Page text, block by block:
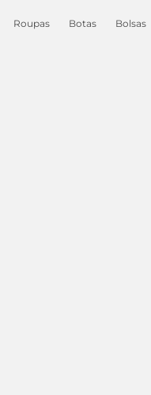
Roupas Botas Bolsas